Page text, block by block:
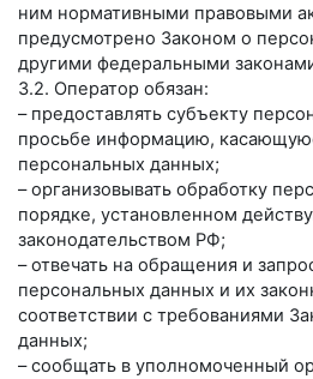
ним нормативными правовыми
предусмотрено Законом о
другими федеральными
3.2. Оператор обязан:
– предоставлять субъекту
просьбе информацию,
персональных данных;
– организовывать обработку
порядке, установленном
законодательством РФ;
– отвечать на обращения и
персональных данных и их
соответствии с требованиями
данных;
– сообщать в уполномоченный